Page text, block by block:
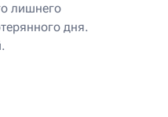
лишнего
дня.